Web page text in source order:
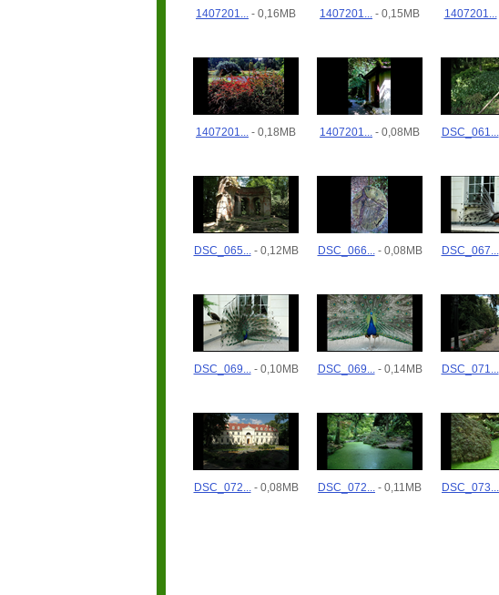
1407201... - 0,16MB 1407201... - 0,15MB 1407201...
1407201... - 0,18MB 1407201... - 0,08MB DSC_061...
DSC_065... - 0,12MB DSC_066... - 0,08MB DSC_067...
DSC_069... - 0,10MB DSC_069... - 0,14MB DSC_071...
DSC_072... - 0,08MB DSC_072... - 0,11MB DSC_073...